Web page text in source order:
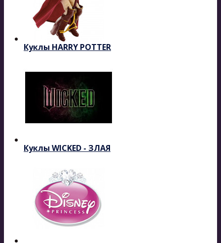
Куклы HARRY POTTER
Куклы WICKED - ЗЛАЯ